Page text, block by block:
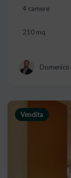
4 camere
210 mq
Domenico
Vendita